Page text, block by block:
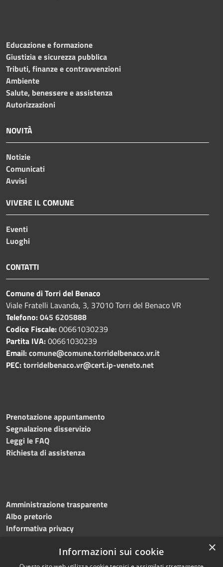
Educazione e formazione
Giustizia e sicurezza pubblica
Tributi, finanze e contravvenzioni
Ambiente
Salute, benessere e assistenza
Autorizzazioni
NOVITÀ
Notizie
Comunicati
Avvisi
VIVERE IL COMUNE
Eventi
Luoghi
CONTATTI
Comune di Torri del Benaco
Viale Fratelli Lavanda, 3, 37010 Torri del Benaco VR
Telefono:045 6205888
Codice Fiscale:00661030239
Partita IVA:00661030239
Email:comune@comune.torridelbenaco.vr.it
PEC:torridelbenaco.vr@cert.ip-veneto.net
Prenotazione appuntamento
Segnalazione disservizio
Leggi le FAQ
Richiesta di assistenza
Amministrazione trasparente
Albo pretorio
Informativa privacy
Dichiarazione di accessibilità
×
Informazioni sui cookie